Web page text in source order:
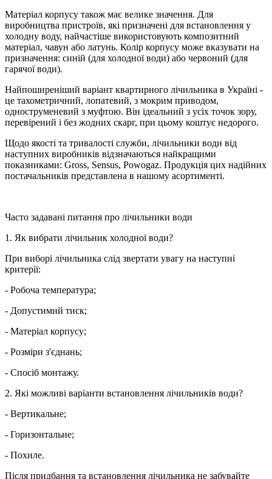
Матеріал корпусу також має велике значення. Для
виробництва пристроїв, які призначені для встановлення у
холодну воду, найчастіше використовують композитний
матеріал, чавун або латунь. Колір корпусу може вказувати на
призначення: синій (для холодної води) або червоний (для
гарячої води).
Найпоширеніший варіант квартирного лічильника в Україні -
це тахометричний, лопатевий, з мокрим приводом,
одноструменевий з муфтою. Він ідеальний з усіх точок зору,
перевірений і без жодних скарг, при цьому коштує недорого.
Щодо якості та тривалості служби, лічильники води від
наступних виробників відзначаються найкращими
показниками: Gross, Sensus, Powogaz. Продукція цих надійних
постачальників представлена в нашому асортименті.
Часто задавані питання про лічильники води
1. Як вибрати лічильник холодної води?
При виборі лічильника слід звертати увагу на наступні
критерії:
- Робоча температура;
- Допустимий тиск;
- Матеріал корпусу;
- Розміри з'єднань;
- Спосіб монтажу.
2. Які можливі варіанти встановлення лічильників води?
- Вертикальне;
- Горизонтальне;
- Похиле.
Після придбання та встановлення лічильника не забувайте